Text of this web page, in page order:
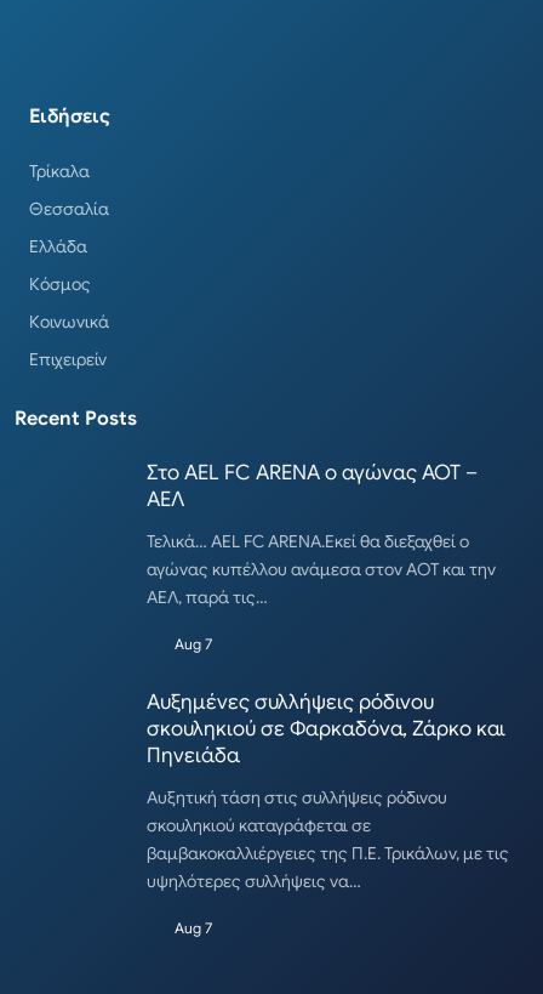
Ειδήσεις
Τρίκαλα
Θεσσαλία
Ελλάδα
Κόσμος
Κοινωνικά
Επιχειρείν
Recent Posts
Στο AEL FC ARENA ο αγώνας ΑΟΤ –
ΑΕΛ
Τελικά… AEL FC ARENA.Εκεί θα διεξαχθεί ο
αγώνας κυπέλλου ανάμεσα στον ΑΟΤ και την
ΑΕΛ, παρά τις…
Aug 7
Αυξημένες συλλήψεις ρόδινου
σκουληκιού σε Φαρκαδόνα, Ζάρκο και
Πηνειάδα
Αυξητική τάση στις συλλήψεις ρόδινου
σκουληκιού καταγράφεται σε
βαμβακοκαλλιέργειες της Π.Ε. Τρικάλων, με τις
υψηλότερες συλλήψεις να…
Aug 7